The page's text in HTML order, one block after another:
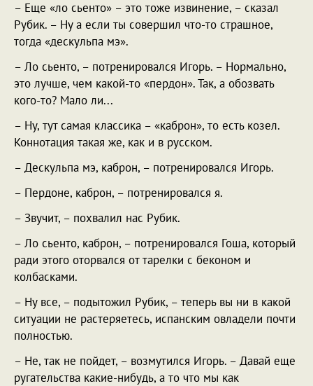
– Еще «ло сьенто» – это тоже извинение, – сказал
Рубик. – Ну а если ты совершил что-то страшное,
тогда «дескульпа мэ».
– Ло сьенто, – потренировался Игорь. – Нормально,
это лучше, чем какой-то «пердон». Так, а обозвать
кого-то? Мало ли...
– Ну, тут самая классика – «каброн», то есть козел.
Коннотация такая же, как и в русском.
– Дескульпа мэ, каброн, – потренировался Игорь.
– Пердоне, каброн, – потренировался я.
– Звучит, – похвалил нас Рубик.
– Ло сьенто, каброн, – потренировался Гоша, который
ради этого оторвался от тарелки с беконом и
колбасками.
– Ну все, – подытожил Рубик, – теперь вы ни в какой
ситуации не растеряетесь, испанским овладели почти
полностью.
– Не, так не пойдет, – возмутился Игорь. – Давай еще
ругательства какие-нибудь, а то что мы как